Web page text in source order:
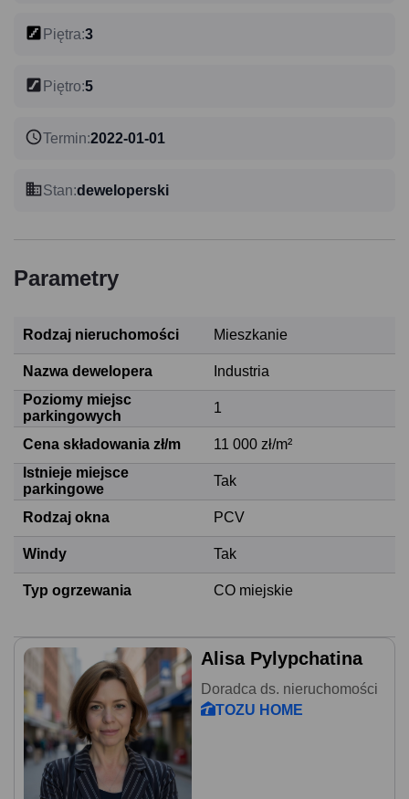
Piętra:3
Piętro:5
Termin:2022-01-01
Stan:deweloperski
Parametry
Rodzaj nieruchomości Mieszkanie
Nazwa dewelopera
Industria
Poziomy miejsc
parkingowych
1
Cena składowania zł/m
11 000 zł/m²
Istnieje miejsce
parkingowe
Tak
Rodzaj okna PCV
Windy Tak
Typ ogrzewania CO miejskie
Alisa Pylypchatina
Doradca ds. nieruchomości
TOZU HOME